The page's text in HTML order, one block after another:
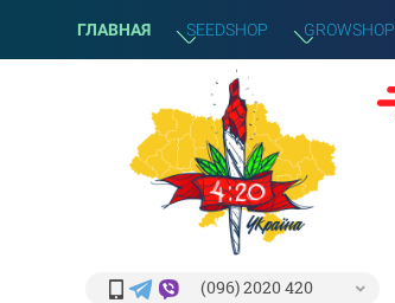
ГЛАВНАЯ SEEDSHOP GROWSHOP
(096) 2020 420